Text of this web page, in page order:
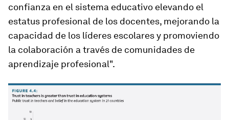
confianza en el sistema educativo elevando el
estatus profesional de los docentes, mejorando la
capacidad de los líderes escolares y promoviendo
la colaboración a través de comunidades de
aprendizaje profesional".